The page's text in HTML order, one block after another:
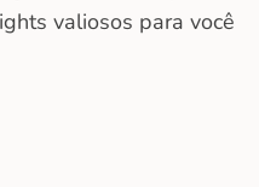
valiosos para você